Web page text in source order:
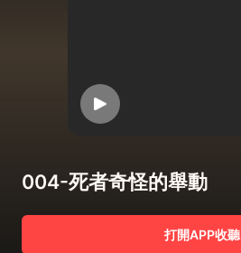
004-死者奇怪的舉動
打開APP收聽